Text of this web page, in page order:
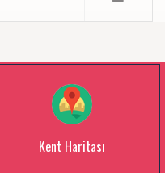
Kent Haritası